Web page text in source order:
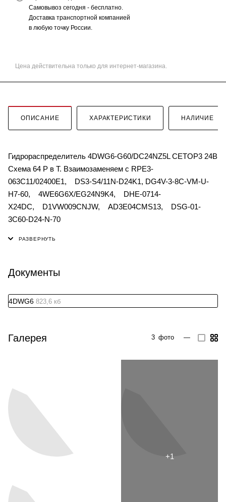
Самовывоз сегодня - бесплатно.
Доставка транспортной компанией
в любую точку России.
Цена действительна только для интернет-магазина.
ОПИСАНИЕ ХАРАКТЕРИСТИКИ НАЛИЧИЕ
Гидрораспределитель 4DWG6-G60/DC24NZ5L CETOP3 24В
Схема 64 Р в Т. Взаимозаменяем с RPE3-
063C11/02400E1, DS3-S4/11N-D24K1, DG4V-3-8C-VM-U-
H7-60, 4WE6G6X/EG24N9K4, DHE-0714-
X24DC, D1VW009CNJW, AD3E04CMS13, DSG-01-
3C60-D24-N-70
Документы
4DWG6 823,6 кб
Галерея 3 фото —